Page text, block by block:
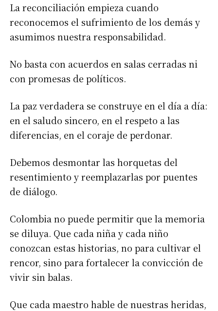
La reconciliación empieza cuando
reconocemos el sufrimiento de los demás y
asumimos nuestra responsabilidad.
No basta con acuerdos en salas cerradas ni
con promesas de políticos.
La paz verdadera se construye en el día a día:
en el saludo sincero, en el respeto a las
diferencias, en el coraje de perdonar.
Debemos desmontar las horquetas del
resentimiento y reemplazarlas por puentes
de diálogo.
Colombia no puede permitir que la memoria
se diluya. Que cada niña y cada niño
conozcan estas historias, no para cultivar el
rencor, sino para fortalecer la convicción de
vivir sin balas.
Que cada maestro hable de nuestras heridas,